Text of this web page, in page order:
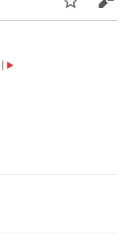
Beobachten
Bearbeiten
►